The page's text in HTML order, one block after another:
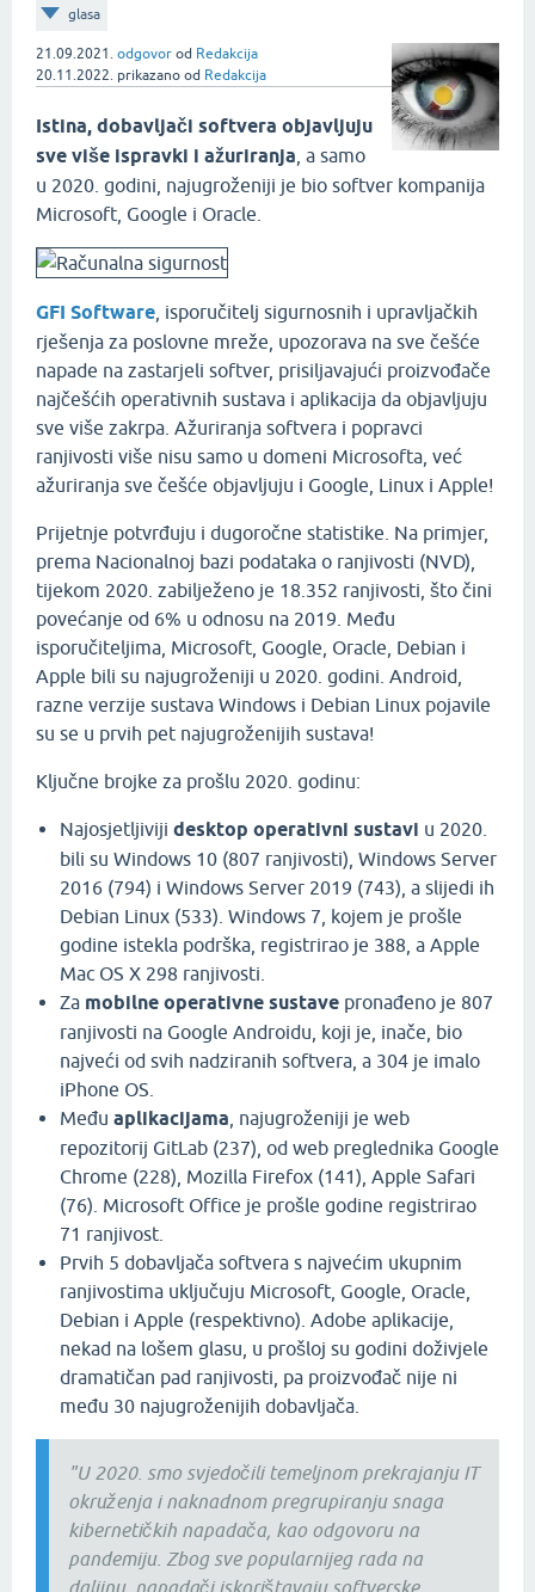
glasa
21.09.2021. odgovor od Redakcija
20.11.2022. prikazano od Redakcija
Istina, dobavljači softvera objavljuju
sve više ispravki i ažuriranja , a samo
u 2020. godini, najugroženiji je bio softver kompanija
Microsoft, Google i Oracle.
GFI Software , isporučitelj sigurnosnih i upravljačkih
rješenja za poslovne mreže, upozorava na sve češće
napade na zastarjeli softver, prisiljavajući proizvođače
najčešćih operativnih sustava i aplikacija da objavljuju
sve više zakrpa. Ažuriranja softvera i popravci
ranjivosti više nisu samo u domeni Microsofta, već
ažuriranja sve češće objavljuju i Google, Linux i Apple!
Prijetnje potvrđuju i dugoročne statistike. Na primjer,
prema Nacionalnoj bazi podataka o ranjivosti (NVD),
tijekom 2020. zabilježeno je 18.352 ranjivosti, što čini
povećanje od 6% u odnosu na 2019. Među
isporučiteljima, Microsoft, Google, Oracle, Debian i
Apple bili su najugroženiji u 2020. godini. Android,
razne verzije sustava Windows i Debian Linux pojavile
su se u prvih pet najugroženijih sustava!
Ključne brojke za prošlu 2020. godinu:
Najosjetljiviji desktop operativni sustavi u 2020.
bili su Windows 10 (807 ranjivosti), Windows Server
2016 (794) i Windows Server 2019 (743), a slijedi ih
Debian Linux (533). Windows 7, kojem je prošle
godine istekla podrška, registrirao je 388, a Apple
Mac OS X 298 ranjivosti.
Za mobilne operativne sustave pronađeno je 807
ranjivosti na Google Androidu, koji je, inače, bio
najveći od svih nadziranih softvera, a 304 je imalo
iPhone OS.
Među aplikacijama , najugroženiji je web
repozitorij GitLab (237), od web preglednika Google
Chrome (228), Mozilla Firefox (141), Apple Safari
(76). Microsoft Office je prošle godine registrirao
71 ranjivost.
Prvih 5 dobavljača softvera s najvećim ukupnim
ranjivostima uključuju Microsoft, Google, Oracle,
Debian i Apple (respektivno). Adobe aplikacije,
nekad na lošem glasu, u prošloj su godini doživjele
dramatičan pad ranjivosti, pa proizvođač nije ni
među 30 najugroženijih dobavljača.
"U 2020. smo svjedočili temeljnom prekrajanju IT
okruženja i naknadnom pregrupiranju snaga
kibernetičkih napadača, kao odgovoru na
pandemiju. Zbog sve popularnijeg rada na
daljinu, napadači iskorištavaju softverske